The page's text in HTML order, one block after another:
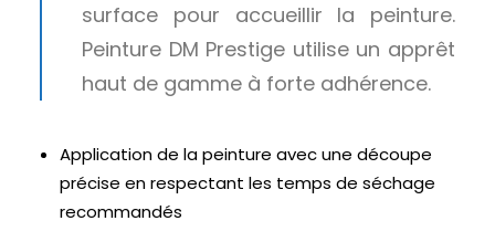
surface pour accueillir la peinture.
Peinture DM Prestige utilise un apprêt
haut de gamme à forte adhérence.
Application de la peinture avec une découpe
précise en respectant les temps de séchage
recommandés